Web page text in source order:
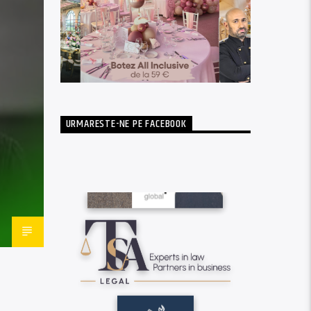
URMARESTE-NE PE FACEBOOK